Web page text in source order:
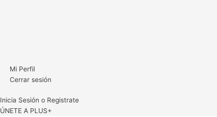
Mi Perfil
Cerrar sesión
Inicia Sesión o Registrate
ÚNETE A PLUS+